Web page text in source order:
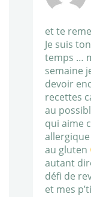
et te
Je suis
temps …
semaine
devoir
recettes
au
qui aime
allergique
au gluten
autant
défi de
et mes